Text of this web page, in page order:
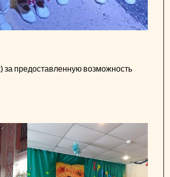
за предоставленную возможность